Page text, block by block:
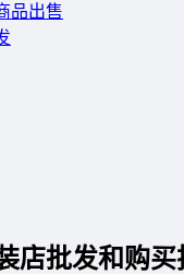
品出售
店批发和购买